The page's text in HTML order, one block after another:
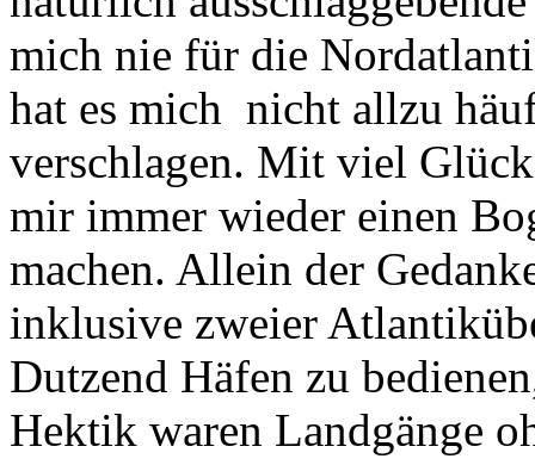
mich nie für die
hat es mich nicht allzu
verschlagen. Mit viel
mir immer wieder einen
machen. Allein der
inklusive zweier
Dutzend Häfen zu
Hektik waren Landgänge